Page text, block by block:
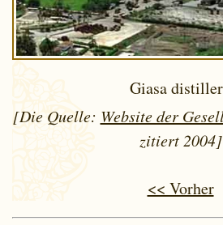
Giasa
[Die Quelle: Website der
zitiert 2004]
<< Vorher